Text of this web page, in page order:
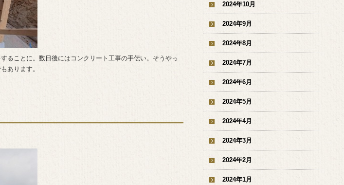
ることに。数日後にはコンクリート工事の手伝い。そうやっ
あります。
2024年10月
2024年9月
2024年8月
2024年7月
2024年6月
2024年5月
2024年4月
2024年3月
2024年2月
2024年1月